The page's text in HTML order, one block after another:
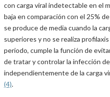
con carga viral indetectable en el
baja en comparación con el 25%
se produce de media cuando la
superiores y no se realiza
periodo, cumple la función de
de tratar y controlar la infección
independientemente de la carga
(4).